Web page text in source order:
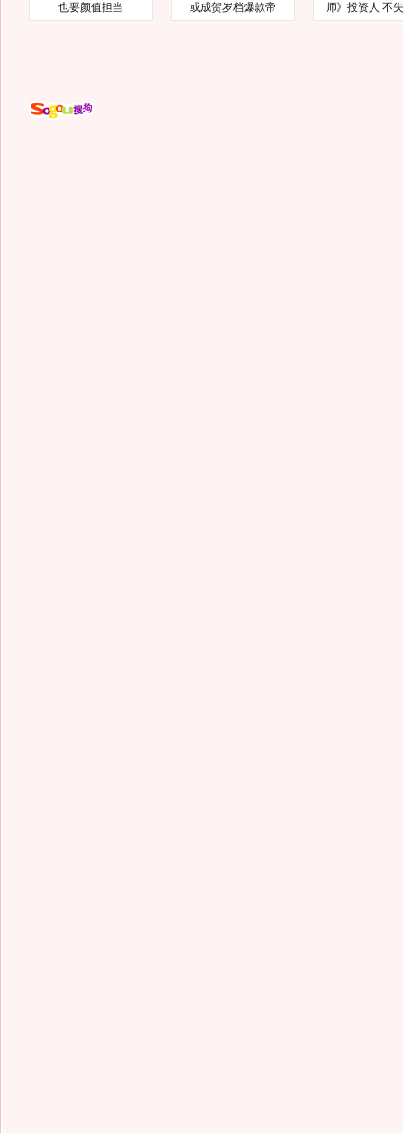
也要颜值担当
或成贺岁档爆款帝
师》投资人 不